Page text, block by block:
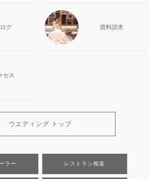
グ 資料請求
セス
ウエディング トップ
ラー レストラン相楽